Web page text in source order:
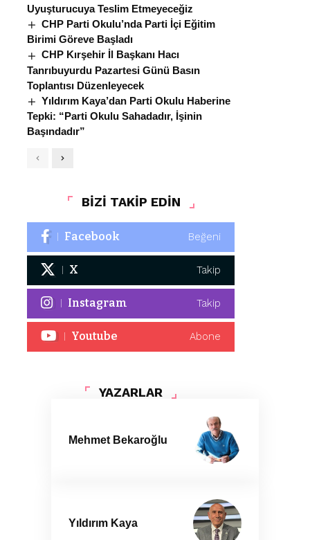
Uyuşturucuya Teslim Etmeyeceğiz
CHP Parti Okulu’nda Parti İçi Eğitim
Birimi Göreve Başladı
CHP Kırşehir İl Başkanı Hacı
Tanrıbuyurdu Pazartesi Günü Basın
Toplantısı Düzenleyecek
Yıldırım Kaya’dan Parti Okulu Haberine
Tepki: “Parti Okulu Sahadadır, İşinin
Başındadır”
BİZİ TAKİP EDİN
Facebook Beğeni
X Takip
Instagram Takip
Youtube Abone
YAZARLAR
Mehmet Bekaroğlu
Yıldırım Kaya